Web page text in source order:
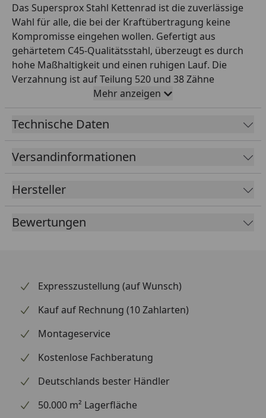
Das Supersprox Stahl Kettenrad ist die zuverlässige
Wahl für alle, die bei der Kraftübertragung keine
Kompromisse eingehen wollen. Gefertigt aus
gehärtetem C45-Qualitätsstahl, überzeugt es durch
hohe Maßhaltigkeit und einen ruhigen Lauf. Die
Verzahnung ist auf Teilung 520 und 38 Zähne
ausgelegt und passt damit exakt zur entsprechenden
Kette. Mit einem Innendurchmesser von 112,0 mm
und einem Lochkreis von 138,0 mm (5-Loch)
Das Kettenrad ist in der Farbe Schwarz ansprechend
gestaltet und wertet die Optik deines Hinterrads
das Gewicht niedrig, ohne Einbußen bei der
Haltbarkeit. Supersprox zählt weltweit zu den
renommiertesten Marken für Kettenräder und
Mehr anzeigen
Technische Daten
Versandinformationen
Hersteller
Bewertungen
Expresszustellung (auf Wunsch)
Kauf auf Rechnung (10 Zahlarten)
Montageservice
Kostenlose Fachberatung
Deutschlands bester Händler
50.000 m² Lagerfläche